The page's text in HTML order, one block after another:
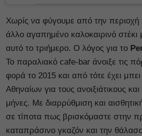
Χωρίς να φύγουμε από την περιοχή
άλλο αγαπημένο καλοκαιρινό στέκι
αυτό το τριήμερο. Ο λόγος για το
Το παραλιακό cafe-bar άνοιξε τις
φορά το 2015 και από τότε έχει
Αθηναίων για τους ανοιξιάτικους
μήνες. Με διαρρύθμιση και
σε τίποτα πως βρισκόμαστε στην
καταπράσινο γκαζόν και την